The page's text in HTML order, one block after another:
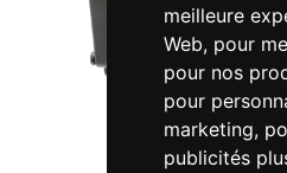
meilleure
Web, pour
pour nos
pour
marketing,
publicités